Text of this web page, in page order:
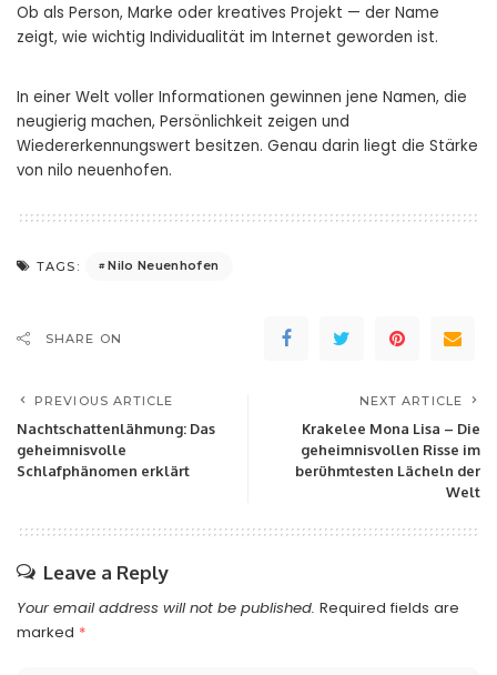
Ob als Person, Marke oder kreatives Projekt — der Name
zeigt, wie wichtig Individualität im Internet geworden ist.
In einer Welt voller Informationen gewinnen jene Namen, die
neugierig machen, Persönlichkeit zeigen und
Wiedererkennungswert besitzen. Genau darin liegt die Stärke
von nilo neuenhofen.
TAGS: Nilo Neuenhofen
SHARE ON
PREVIOUS ARTICLE
Nachtschattenlähmung: Das
geheimnisvolle
Schlafphänomen erklärt
NEXT ARTICLE
Krakelee Mona Lisa – Die
geheimnisvollen Risse im
berühmtesten Lächeln der
Welt
Leave a Reply
Your email address will not be published. Required fields are
marked *